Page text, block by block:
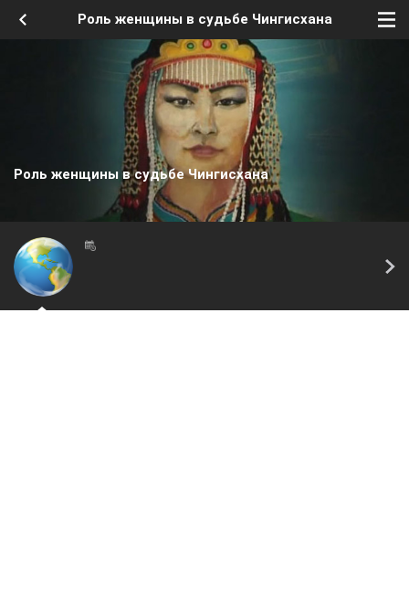
Роль женщины в судьбе Чингисхана
Роль женщины в судьбе Чингисхана